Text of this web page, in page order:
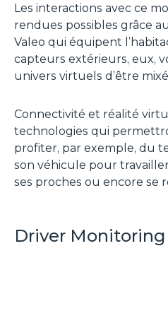
Les interactions avec ce
rendues possibles grâce
Valeo qui équipent
capteurs extérieurs, eux,
univers virtuels d’être
Connectivité et réalité
technologies qui
profiter, par exemple, du
son véhicule pour
ses proches ou encore se
Driver Monitoring